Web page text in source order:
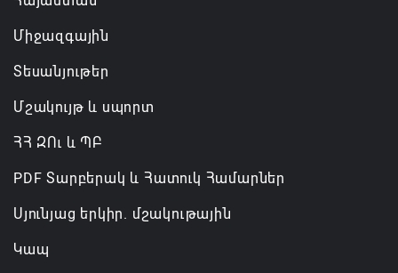
Միջազգային
Տեսանյութեր
Մշակույթ և սպորտ
ՀՀ ԶՈւ և ՊԲ
PDF Տարբերակ և Հատուկ Համարներ
Սյունյաց երկիր. մշակութային
Կապ